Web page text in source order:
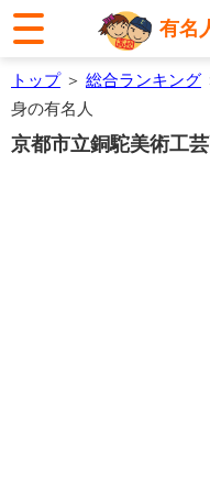
有名
トップ＞ 総合ランキング
身の有名人
京都市立銅駝美術工